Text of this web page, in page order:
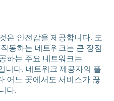
은 안전감을 제공합니다. 도
동하는 네트워크는 큰 장점
하는 주요 네트워크는
니다. 네트워크 제공자의 플
어느 곳에서도 서비스가 끊
다.